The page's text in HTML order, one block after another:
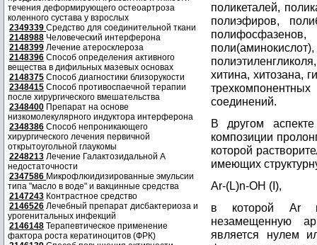
течения деформирующего остеоартроза
коленного сустава у взрослых
2349339 Средство для соединительной ткани
2148988 Человеческий интерферона
2148399 Лечение атеросклероза
2148396 Способ определения активного
вещества в дифильных мазевых основах
2148375 Способ диагностики близорукости
2348415 Способ противоспаечной терапии
после хирургического вмешательства
2348400 Препарат на основе
низкомолекулярного индуктора интерферона
2348386 Способ непроникающего
хирургического лечения первичной
открытоугольной глаукомы
2248213 Лечение Галактозидальной А
недостаточности
2347586 Микрофлюидизированные эмульсии
типа "масло в воде" и вакцинные средства
2147243 Контрастное средство
2146526 Лечебный препарат дисбактериоза и
урогенитальных инфекций
2146148 Терапевтическое применение
фактора роста кератиноцитов (ФРК)
поликеталей,
полиэфиров,
хитина, хитозана,
соединений.
В другом
композиции
которой
имеющих
Ar-(L)n-OH (I),
в которой Ar
незамещенную
является нулем